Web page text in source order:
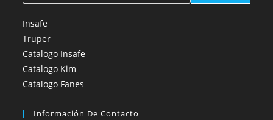
Insafe
Truper
Catalogo Insafe
Catalogo Kim
Catalogo Fanes
Información De Contacto